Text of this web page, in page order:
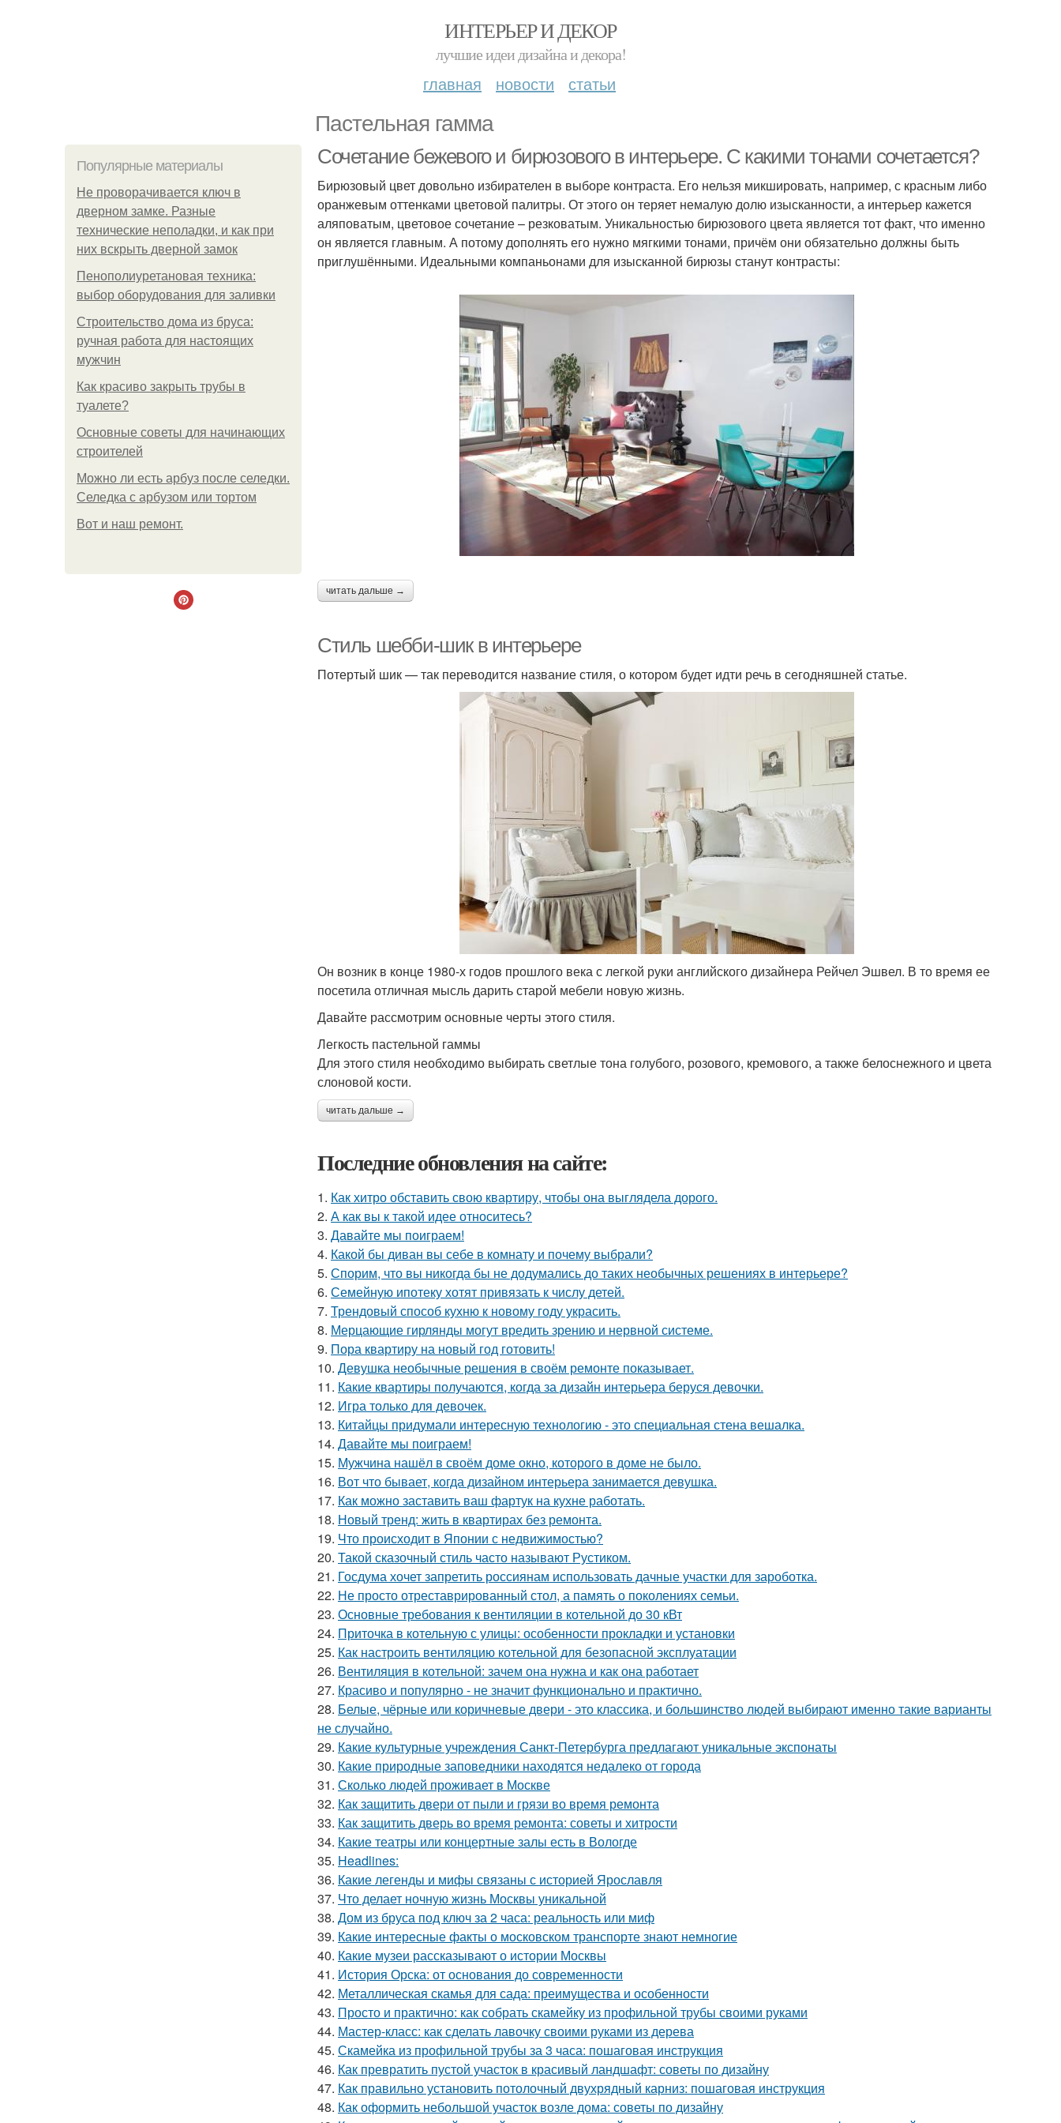
ИНТЕРЬЕР И ДЕКОР
лучшие идеи дизайна и декора!
главная новости статьи
Пастельная гамма
Популярные материалы
Не проворачивается ключ в
дверном замке. Разные
технические неполадки, и как при
них вскрыть дверной замок
Пенополиуретановая техника:
выбор оборудования для заливки
Строительство дома из бруса:
ручная работа для настоящих
мужчин
Как красиво закрыть трубы в
туалете?
Основные советы для начинающих
строителей
Можно ли есть арбуз после селедки.
Селедка с арбузом или тортом
Boт и наш ремoнт.
Сочетание бежевого и бирюзового в интерьере. С какими тонами сочетается?
Бирюзовый цвет довольно избирателен в выборе контраста. Его нельзя микшировать, например, с красным либо
оранжевым оттенками цветовой палитры. От этого он теряет немалую долю изысканности, а интерьер кажется
аляповатым, цветовое сочетание – резковатым. Уникальностью бирюзового цвета является тот факт, что именно
он является главным. А потому дополнять его нужно мягкими тонами, причём они обязательно должны быть
приглушёнными. Идеальными компаньонами для изысканной бирюзы станут контрасты:
читать дальше →
Стиль шебби-шик в интерьере
Потертый шик — так переводится название стиля, о котором будет идти речь в сегодняшней статье.
Он возник в конце 1980-х годов прошлого века с легкой руки английского дизайнера Рейчел Эшвел. В то время ее
посетила отличная мысль дарить старой мебели новую жизнь.
Давайте рассмотрим основные черты этого стиля.
Легкость пастельной гаммы
Для этого стиля необходимо выбирать светлые тона голубого, розового, кремового, а также белоснежного и цвета
слоновой кости.
читать дальше →
Последние обновления на сайте:
1. Как хитро обставить свою квартиру, чтобы она выглядела дорого.
2. А как вы к такой идее относитесь?
3. Давайте мы поиграем!
4. Какой бы диван вы себе в комнату и почему выбрали?
5. Спорим, что вы никогда бы не додумались до таких необычных решениях в интерьере?
6. Семейную ипотеку хотят привязать к числу детей.
7. Трендовый способ кухню к новому году украсить.
8. Мерцающие гирлянды могут вредить зрению и нервной системе.
9. Пора квартиру на новый год готовить!
10. Девушка необычные решения в своём ремонте показывает.
11. Какие квартиры получаются, когда за дизайн интерьера беруся девочки.
12. Игра только для девочек.
13. Китайцы придумали интересную технологию - это специальная стена вешалка.
14. Давайте мы поиграем!
15. Мужчина нашёл в своём доме окно, которого в доме не было.
16. Вот что бывает, когда дизайном интерьера занимается девушка.
17. Как можно заставить ваш фартук на кухне работать.
18. Новый тренд: жить в квартирах без ремонта.
19. Что происходит в Японии с недвижимостью?
20. Такой сказочный стиль часто называют Рустиком.
21. Госдума хочет запретить россиянам использовать дачные участки для зароботка.
22. Не просто отреставрированный стол, а память о поколениях семьи.
23. Основные требования к вентиляции в котельной до 30 кВт
24. Приточка в котельную с улицы: особенности прокладки и установки
25. Как настроить вентиляцию котельной для безопасной эксплуатации
26. Вентиляция в котельной: зачем она нужна и как она работает
27. Красиво и популярно - не значит функционально и практично.
28. Белые, чёрные или коричневые двери - это классика, и большинство людей выбирают именно такие варианты
не случайно.
29. Какие культурные учреждения Санкт-Петербурга предлагают уникальные экспонаты
30. Какие природные заповедники находятся недалеко от города
31. Сколько людей проживает в Москве
32. Как защитить двери от пыли и грязи во время ремонта
33. Как защитить дверь во время ремонта: советы и хитрости
34. Какие театры или концертные залы есть в Вологде
35. Headlines:
36. Какие легенды и мифы связаны с историей Ярославля
37. Что делает ночную жизнь Москвы уникальной
38. Дом из бруса под ключ за 2 часа: реальность или миф
39. Какие интересные факты о московском транспорте знают немногие
40. Какие музеи рассказывают о истории Москвы
41. История Орска: от основания до современности
42. Металлическая скамья для сада: преимущества и особенности
43. Просто и практично: как собрать скамейку из профильной трубы своими руками
44. Мастер-класс: как сделать лавочку своими руками из дерева
45. Скамейка из профильной трубы за 3 часа: пошаговая инструкция
46. Как превратить пустой участок в красивый ландшафт: советы по дизайну
47. Как правильно установить потолочный двухрядный карниз: пошаговая инструкция
48. Как оформить небольшой участок возле дома: советы по дизайну